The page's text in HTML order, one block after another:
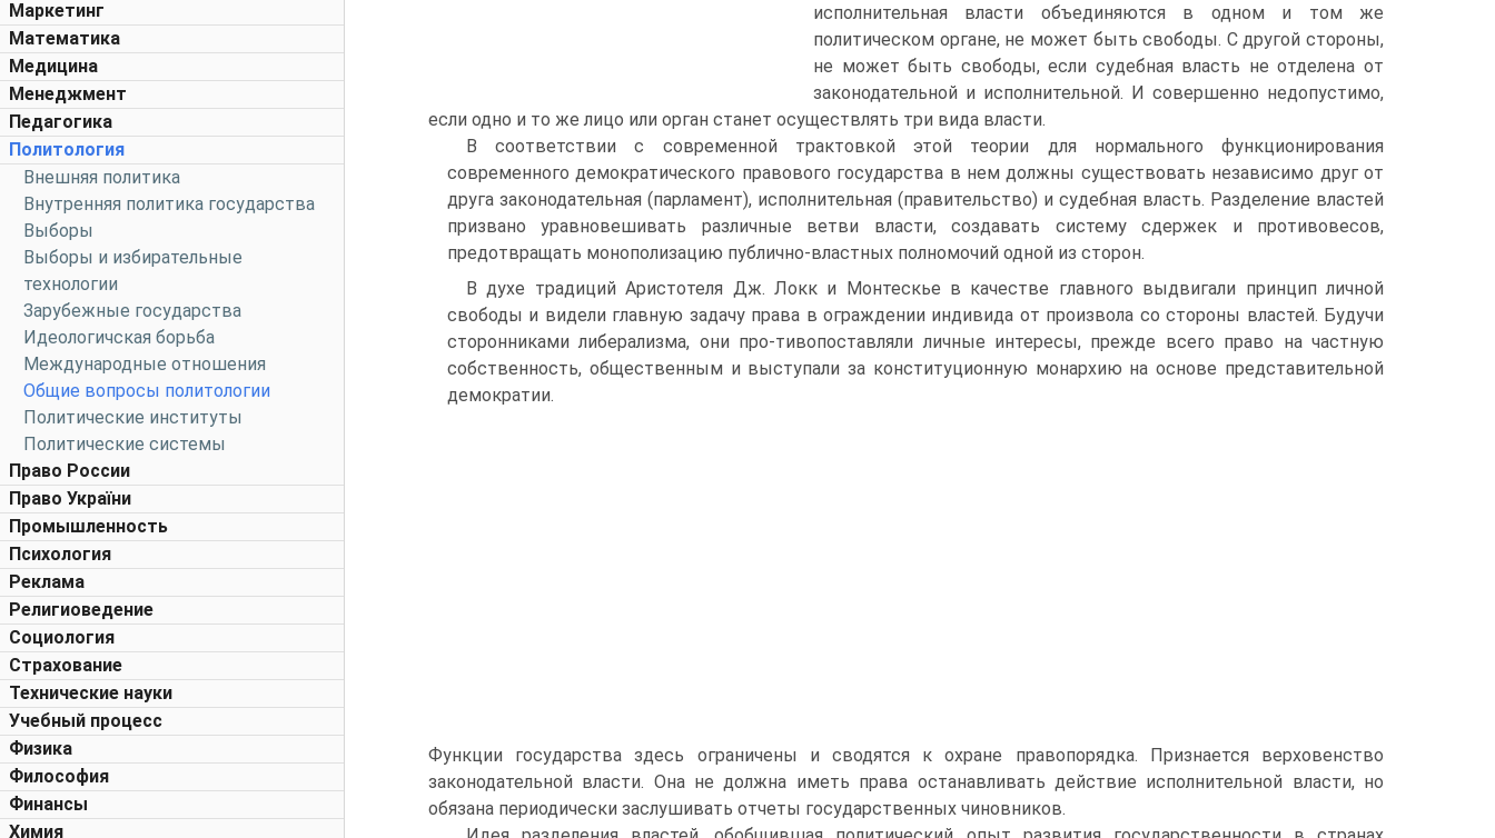
Маркетинг
Математика
Медицина
Менеджмент
Педагогика
Политология
Внешняя политика
Внутренняя политика государства
Выборы
Выборы и избирательные
технологии
Зарубежные государства
Идеологичская борьба
Международные отношения
Общие вопросы политологии
Политические институты
Политические системы
Право России
Право України
Промышленность
Психология
Реклама
Религиоведение
Социология
Страхование
Технические науки
Учебный процесс
Физика
Философия
Финансы
Химия
исполнительная власти объединяются в одном и том же
политическом органе, не может быть свободы. С другой стороны,
не может быть свободы, если судебная власть не отделена от
законодательной и исполнительной. И совершенно недопустимо,
если одно и то же лицо или орган станет осуществлять три вида власти.
В соответствии с современной трактовкой этой теории для нормального функционирования
современного демократического правового государства в нем должны существовать независимо друг от
друга законодательная (парламент), исполнительная (правительство) и судебная власть. Разделение властей
призвано уравновешивать различные ветви власти, создавать систему сдержек и противовесов,
предотвращать монополизацию публично-властных полномочий одной из сторон.
В духе традиций Аристотеля Дж. Локк и Монтескье в качестве главного выдвигали принцип личной
свободы и видели главную задачу права в ограждении индивида от произвола со стороны властей. Будучи
сторонниками либерализма, они про-тивопоставляли личные интересы, прежде всего право на частную
собственность, общественным и выступали за конституционную монархию на основе представительной
демократии.
Функции государства здесь ограничены и сводятся к охране правопорядка. Признается верховенство
законодательной власти. Она не должна иметь права останавливать действие исполнительной власти, но
обязана периодически заслушивать отчеты государственных чиновников.